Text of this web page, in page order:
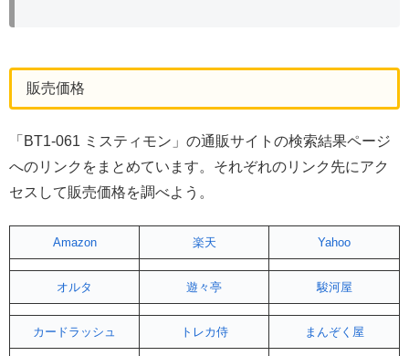
販売価格
「BT1-061 ミスティモン」の通販サイトの検索結果ページ
へのリンクをまとめています。それぞれのリンク先にアク
セスして販売価格を調べよう。
Amazon 楽天 Yahoo
オルタ 遊々亭 駿河屋
カードラッシュ トレカ侍 まんぞく屋